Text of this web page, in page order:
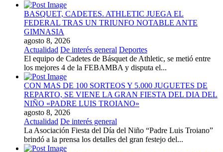
BASQUET, CADETES. ATHLETIC JUEGA EL
FEDERAL TRAS UN TRIUNFO NOTABLE ANTE
GIMNASIA
agosto 8, 2026
Actualidad De interés general Deportes
El equipo de Cadetes de Básquet de Athletic, se metió entre
los mejores 4 de la FEBAMBA y disputa el...
CON MAS DE 100 SORTEOS Y 5.000 JUGUETES DE
REPARTO, SE VIENE LA GRAN FIESTA DEL DIA DEL
NIÑO «PADRE LUIS TROIANO»
agosto 8, 2026
Actualidad De interés general
La Asociación Fiesta del Día del Niño “Padre Luis Troiano”
brindó a la prensa los detalles del gran festejo del...